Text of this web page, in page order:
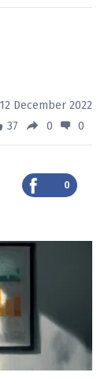
12 December 2022
37 0 0
0